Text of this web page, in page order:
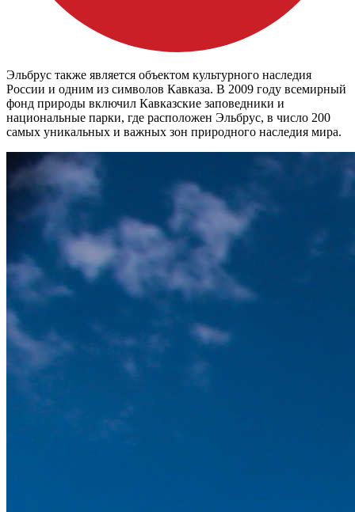
Эльбрус также является объектом культурного наследия
России и одним из символов Кавказа. В 2009 году всемирный
фонд природы включил Кавказские заповедники и
национальные парки, где расположен Эльбрус, в число 200
самых уникальных и важных зон природного наследия мира.